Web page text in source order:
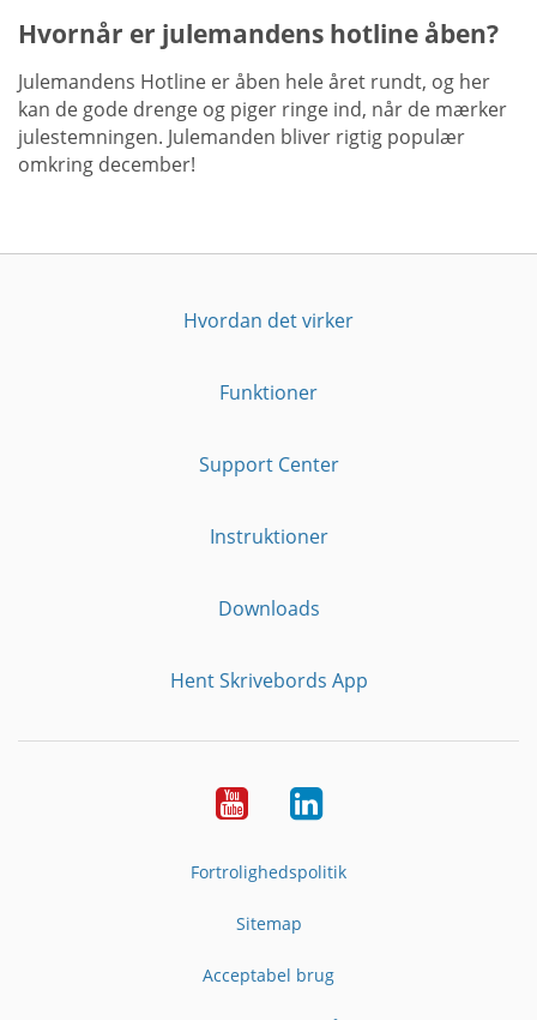
Hvornår er julemandens hotline åben?
Julemandens Hotline er åben hele året rundt, og her
kan de gode drenge og piger ringe ind, når de mærker
julestemningen. Julemanden bliver rigtig populær
omkring december!
Hvordan det virker
Funktioner
Support Center
Instruktioner
Downloads
Hent Skrivebords App
YouTubeLinkedIn
Fortrolighedspolitik
Sitemap
Acceptabel brug